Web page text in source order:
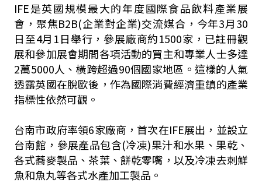
IFE是英國規模最大的年度國際食品飲料產業展
會，聚焦B2B(企業對企業)交流媒合，今年3月30
日至4月1日舉行，參展廠商約1500家，已註冊觀
展和參加展會期間各項活動的買主和專業人士多達
2萬5000人、橫跨超過90個國家地區。這樣的人氣
透露英國在脫歐後，作為國際消費經濟重鎮的產業
指標性依然可觀。
台南市政府率領6家廠商，首次在IFE展出，並設立
台南館，參展產品包含(冷凍)果汁和水果、果乾、
各式蕎麥製品、茶葉、餅乾零嘴，以及冷凍去刺鮮
魚和魚丸等各式水產加工製品。